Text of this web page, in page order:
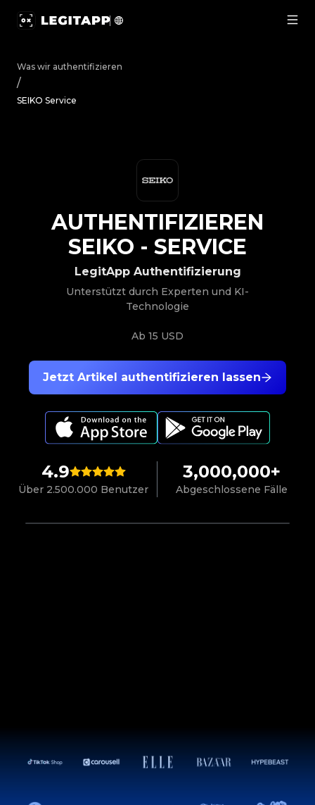
Was wir authentifizieren
/
SEIKO Service
4.9
Über 2.500.000 Benutzer
3,000,000+
Abgeschlossene Fälle
Jetzt Artikel authentifizieren lassen
LegitApp Authentifizierung
Unterstützt durch Experten und KI-
Technologie
Ab 15 USD
AUTHENTIFIZIEREN
SEIKO - SERVICE